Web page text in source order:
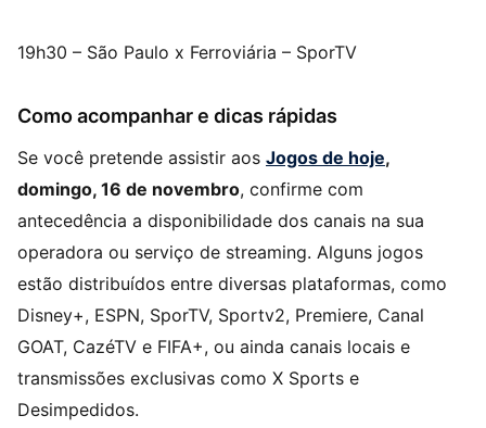
19h30 – São Paulo x Ferroviária – SporTV
Como acompanhar e dicas rápidas
Se você pretende assistir aos Jogos de hoje,
domingo, 16 de novembro, confirme com
antecedência a disponibilidade dos canais na sua
operadora ou serviço de streaming. Alguns jogos
estão distribuídos entre diversas plataformas, como
Disney+, ESPN, SporTV, Sportv2, Premiere, Canal
GOAT, CazéTV e FIFA+, ou ainda canais locais e
transmissões exclusivas como X Sports e
Desimpedidos.